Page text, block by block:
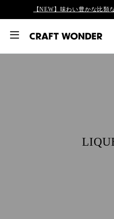
【NEW】味わい豊かな比類